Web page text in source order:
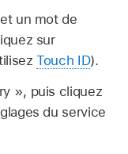
un mot de
sur
Touch ID).
», puis cliquez
du service